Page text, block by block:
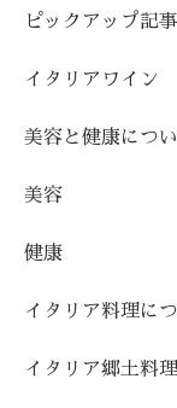
ピックアップ記事
イタリアワイン
美容と健康につ
美容
健康
イタリア料理に
イタリア郷土料理